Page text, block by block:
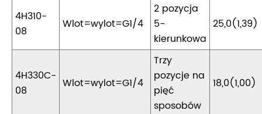
4H310-
08
Wlot=wylot=G1/4
2 pozycja
5-
kierunkowa
25,0(1,39)
4H330C-
08
Wlot=wylot=G1/4
Trzy
pozycje na
pięć
sposobów
18,0(1,00)